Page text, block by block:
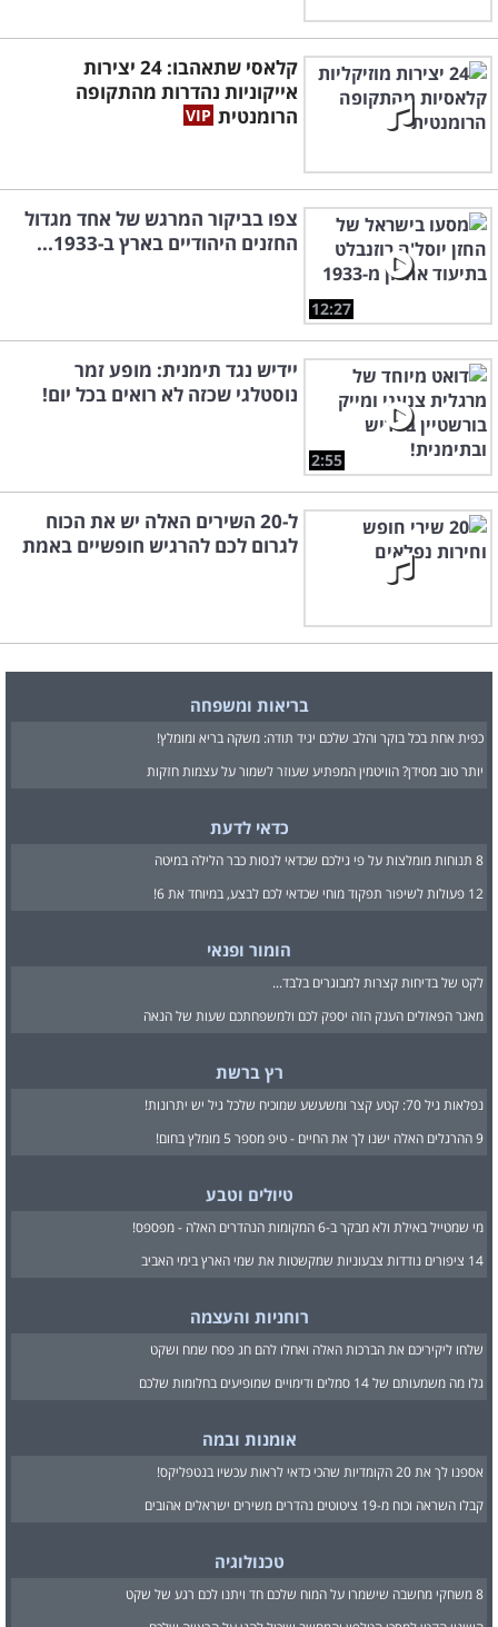
קלאסי שתאהבו: 24 יצירות
אייקוניות נהדרות מהתקופה
הרומנטית
12:27
צפו בביקור המרגש של אחד מגדול
החזנים היהודיים בארץ ב-1933...
2:55
יידיש נגד תימנית: מופע זמר
נוסטלגי שכזה לא רואים בכל יום!
ל-20 השירים האלה יש את הכוח
לגרום לכם להרגיש חופשיים באמת
בריאות ומשפחה
כפית אחת בכל בוקר והלב שלכם יגיד תודה: משקה בריא ומומלץ!
יותר טוב מסידן? הוויטמין המפתיע שעוזר לשמור על עצמות חזקות
כדאי לדעת
8 תנוחות מומלצות על פי גילכם שכדאי לנסות כבר הלילה במיטה
12 פעולות לשיפור תפקוד מוחי שכדאי לכם לבצע, במיוחד את 6!
הומור ופנאי
לקט של בדיחות קצרות למבוגרים בלבד...
מאגר הפאזלים הענק הזה יספק לכם ולמשפחתכם שעות של הנאה
רץ ברשת
נפלאות גיל 70: קטע קצר ומשעשע שמוכיח שלכל גיל יש יתרונות!
9 ההרגלים האלה ישנו לך את החיים - טיפ מספר 5 מומלץ בחום!
טיולים וטבע
מי שמטייל באילת ולא מבקר ב-6 המקומות הנהדרים האלה - מפספס!
14 ציפורים נודדות צבעוניות שמקשטות את שמי הארץ בימי האביב
רוחניות והעצמה
שלחו ליקיריכם את הברכות האלה ואחלו להם חג פסח שמח ושקט
גלו מה משמעותם של 14 סמלים ודימויים שמופיעים בחלומות שלכם
אומנות ובמה
אספנו לך את 20 הקומדיות שהכי כדאי לראות עכשיו בנטפליקס!
קבלו השראה וכוח מ-19 ציטוטים נהדרים משירים ישראלים אהובים
טכנולוגיה
8 משחקי מחשבה שישמרו על המוח שלכם חד ויתנו לכם רגע של שקט